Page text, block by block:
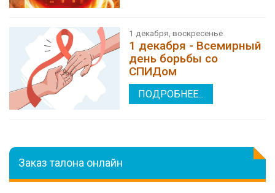
1 декабря, воскресенье
1 декабря - Всемирный
день борьбы со
СПИДом
ПОДРОБНЕЕ...
Заказ талона онлайн